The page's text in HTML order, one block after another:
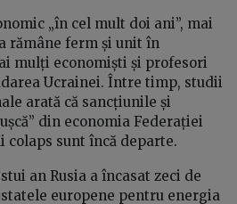
„în cel mult doi ani”, mai
rămâne ferm și unit în
mulți economiști și profesori
Ucrainei. Între timp, studii
arată că sancțiunile și
din economia Federației
colaps sunt încă departe.
an Rusia a încasat zeci de
europene pentru energia